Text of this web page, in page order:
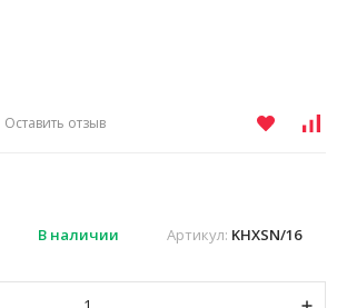
Оставить отзыв
Артикул: KHXSN/16
В наличии